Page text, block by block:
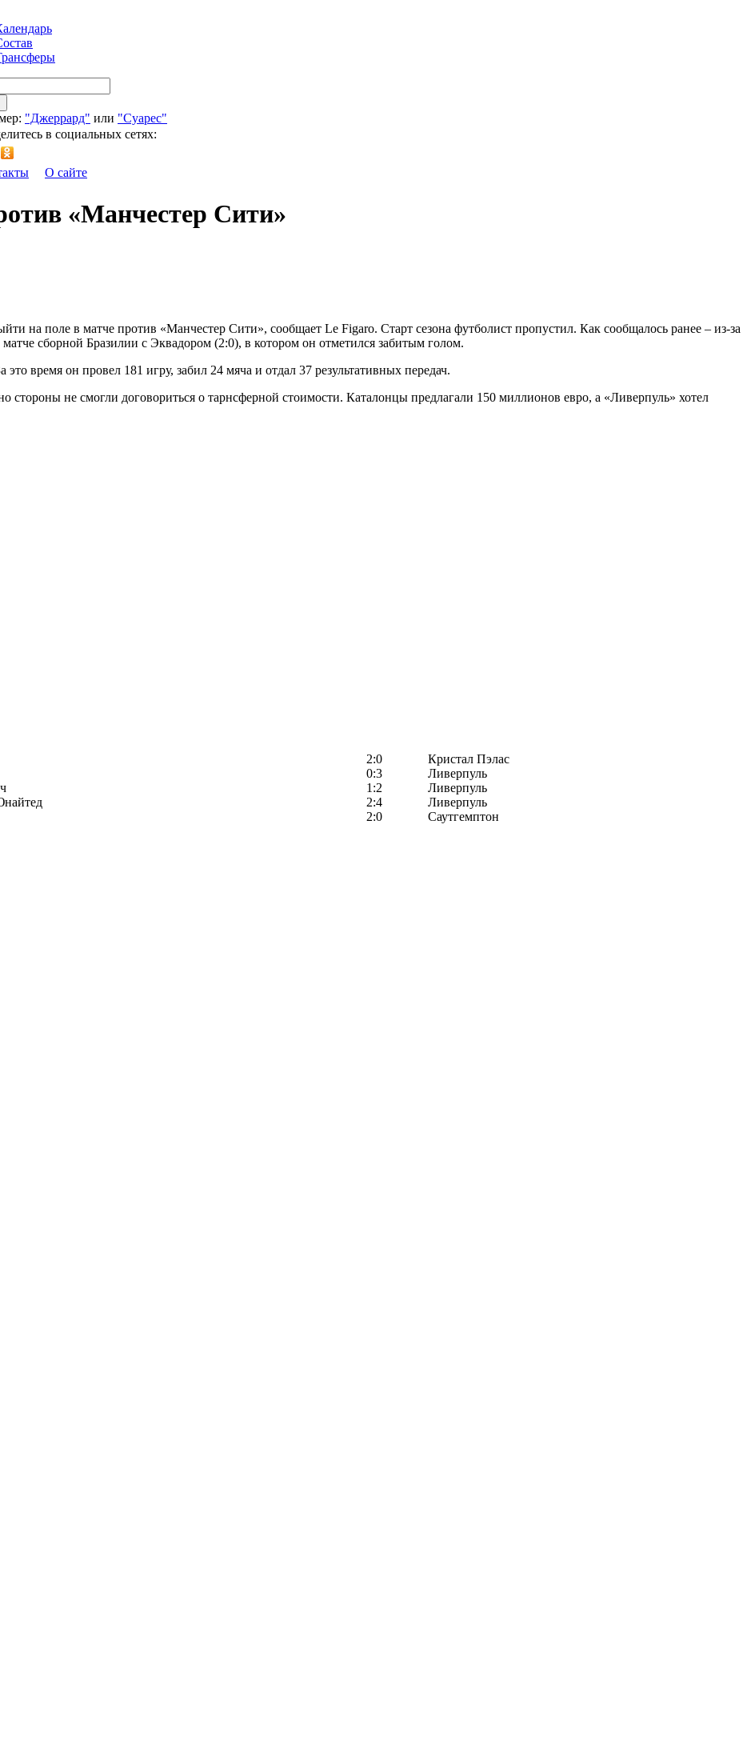
"Джеррард" или "Суарес"
в социальных сетях:
О сайте
«Манчестер Сити»
на поле в матче против «Манчестер Сити», сообщает Le Figaro. Старт сезона футболист пропустил. Как сообщалось ранее – из-за
сборной Бразилии с Эквадором (2:0), в котором он отметился забитым голом.
время он провел 181 игру, забил 24 мяча и отдал 37 результативных передач.
не смогли договориться о тарнсферной стоимости. Каталонцы предлагали 150 миллионов евро, а «Ливерпуль» хотел
2:0
Кристал Пэлас
0:3
Ливерпуль
1:2
Ливерпуль
2:4
Ливерпуль
2:0
Саутгемптон